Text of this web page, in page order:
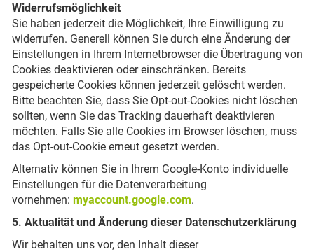
Widerrufsmöglichkeit
Sie haben jederzeit die Möglichkeit, Ihre Einwilligung zu
widerrufen. Generell können Sie durch eine Änderung der
Einstellungen in Ihrem Internetbrowser die Übertragung von
Cookies deaktivieren oder einschränken. Bereits
gespeicherte Cookies können jederzeit gelöscht werden.
Bitte beachten Sie, dass Sie Opt-out-Cookies nicht löschen
sollten, wenn Sie das Tracking dauerhaft deaktivieren
möchten. Falls Sie alle Cookies im Browser löschen, muss
das Opt-out-Cookie erneut gesetzt werden.
Alternativ können Sie in Ihrem Google-Konto individuelle
Einstellungen für die Datenverarbeitung
vornehmen: myaccount.google.com.
5. Aktualität und Änderung dieser Datenschutzerklärung
Wir behalten uns vor, den Inhalt dieser